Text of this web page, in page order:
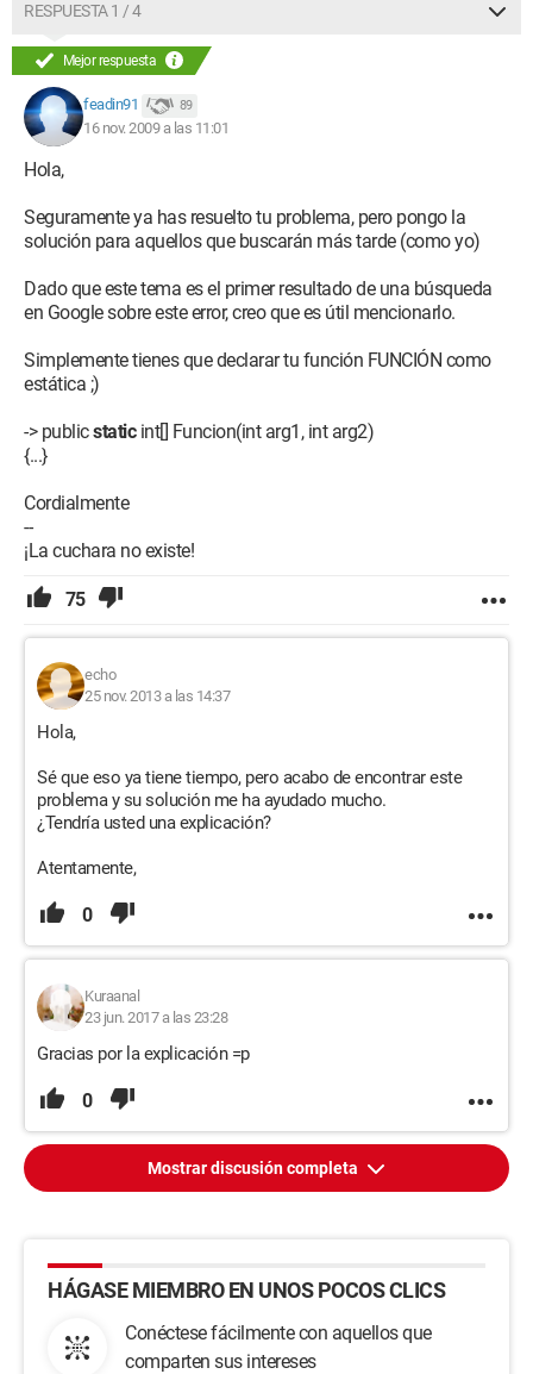
RESPUESTA 1 / 4
Mejor respuesta
feadin91 89
16 nov. 2009 a las 11:01
Hola,
Seguramente ya has resuelto tu problema, pero pongo la
solución para aquellos que buscarán más tarde (como yo)
Dado que este tema es el primer resultado de una búsqueda
en Google sobre este error, creo que es útil mencionarlo.
Simplemente tienes que declarar tu función FUNCIÓN como
estática ;)
-> publicstaticint[] Funcion(int arg1, int arg2)
{...}
Cordialmente
--
¡La cuchara no existe!
75
echo
25 nov. 2013 a las 14:37
Hola,
Sé que eso ya tiene tiempo, pero acabo de encontrar este
problema y su solución me ha ayudado mucho.
¿Tendría usted una explicación?
Atentamente,
0
Kuraanal
23 jun. 2017 a las 23:28
Gracias por la explicación =p
0
Mostrar discusión completa
HÁGASE MIEMBRO EN UNOS POCOS CLICS
Conéctese fácilmente con aquellos que
comparten sus intereses